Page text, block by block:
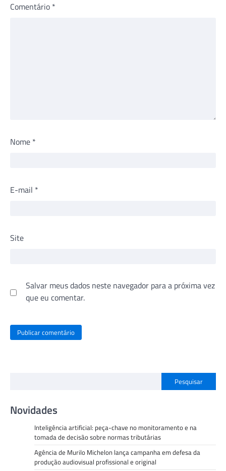
Comentário *
Nome *
E-mail *
Site
Salvar meus dados neste navegador para a próxima vez
que eu comentar.
Pesquisar
Novidades
Inteligência artificial: peça-chave no monitoramento e na
tomada de decisão sobre normas tributárias
Agência de Murilo Michelon lança campanha em defesa da
produção audiovisual profissional e original